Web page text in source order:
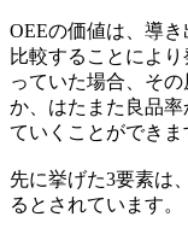
OEEの価値は、導
比較することによ
っていた場合、そ
か、はたまた良品
ていくことができま
先に挙げた3要素は
るとされています。